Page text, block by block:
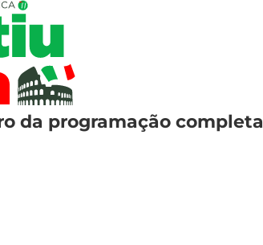
da programação completa